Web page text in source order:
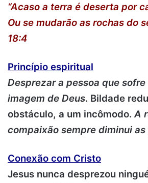
“Acaso a terra é deserta por
Ou se mudarão as rochas do
18:4
Princípio espiritual
Desprezar a pessoa que
imagem de Deus. Bildade
obstáculo, a um incômodo.A
compaixão sempre diminui as
Conexão com Cristo
Jesus nunca desprezou